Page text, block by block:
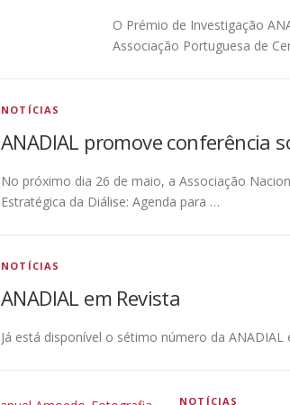
O Prémio de Investigação
Associação Portuguesa de
NOTÍCIAS
ANADIAL promove conferência
No próximo dia 26 de maio, a Associação
Estratégica da Diálise: Agenda para …
NOTÍCIAS
ANADIAL em Revista
Já está disponível o sétimo número da
NOTÍCIAS